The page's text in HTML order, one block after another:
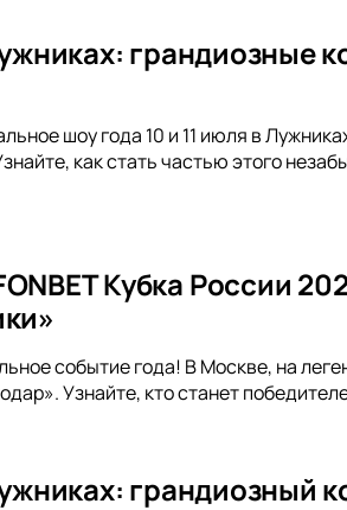
грандиозные
шоу года 10 и 11 июля в
как стать частью этого
Кубка России
событие года! В Москве, на
Узнайте, кто станет
грандиозный